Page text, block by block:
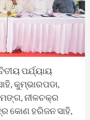
ପର୍ଯ୍ୟାୟ
କୁମ୍ଭାରପଡା,
ନୀଳଚକ୍ର
କୋଣ ହରିଜନ ସାହି,